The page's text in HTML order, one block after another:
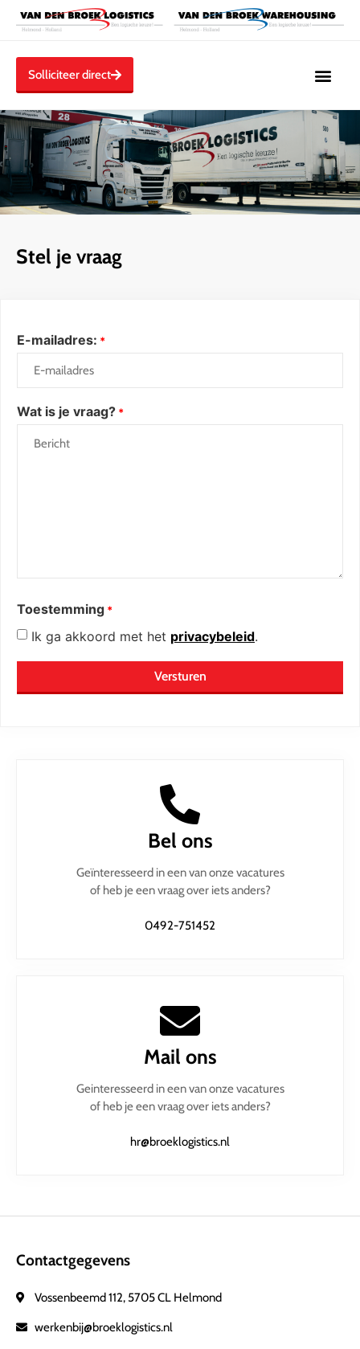
Solliciteer direct
Stel je vraag
E-mailadres: *
Wat is je vraag? *
Toestemming *
Ik ga akkoord met het privacybeleid.
Bel ons
Geïnteresseerd in een van onze vacatures
of heb je een vraag over iets anders?
0492-751452
Mail ons
Geinteresseerd in een van onze vacatures
of heb je een vraag over iets anders?
hr@broeklogistics.nl
Contactgegevens
Vossenbeemd 112, 5705 CL Helmond
werkenbij@broeklogistics.nl